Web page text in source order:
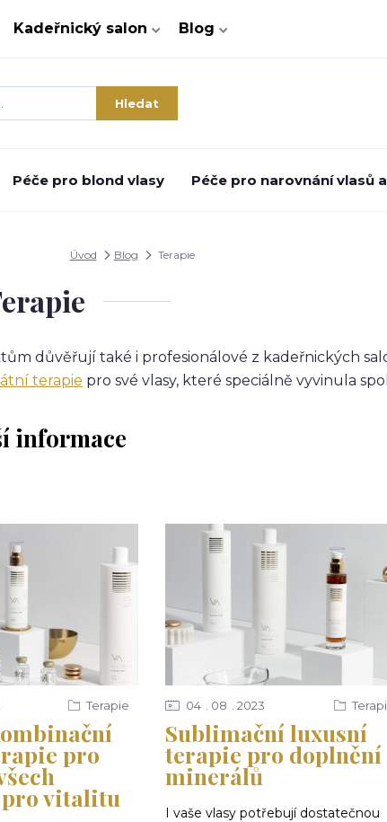
Kadeřnický salon Blog
Hledat
Péče pro blond vlasy Péče pro narovnání vlasů
Úvod Blog Terapie
důvěřují také i profesionálové z kadeřnických
terapie pro své vlasy, které speciálně vyvinula
informace
pro
vitalitu
Terapie
Sublimační luxusní
terapie pro doplnění
minerálů
04 08 2023
I vaše vlasy potřebují dostatečnou